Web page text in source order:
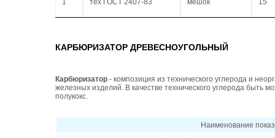
1 тех ГОСТ 2407-83 мешок 15
КАРБЮРИЗАТОР ДРЕВЕСНОУГОЛЬНЫЙ
Карбюризатор - композиция из технического углерода и
железных изделий. В качестве технического углерода быть
полукокс.
Наименование